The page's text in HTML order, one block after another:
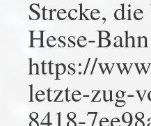
Strecke,
Hesse-
https://
letzte-zug-
8418-